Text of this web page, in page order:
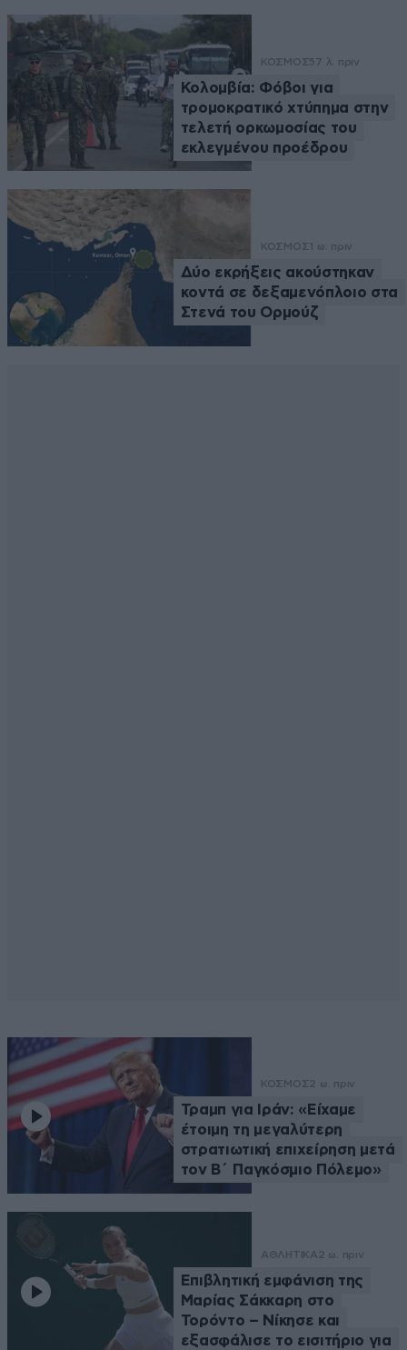
ΚΟΣΜΟΣ57 λ. πριν
Κολομβία: Φόβοι για
τρομοκρατικό χτύπημα στην
τελετή ορκωμοσίας του
εκλεγμένου προέδρου
ΚΟΣΜΟΣ 1 ω. πριν
Δύο εκρήξεις ακούστηκαν
κοντά σε δεξαμενόπλοιο στα
Στενά του Ορμούζ
ΚΟΣΜΟΣ2 ω. πριν
Τραμπ για Ιράν: «Είχαμε
έτοιμη τη μεγαλύτερη
στρατιωτική επιχείρηση μετά
τον Β΄ Παγκόσμιο Πόλεμο»
ΑΘΛΗΤΙΚΑ2 ω. πριν
Επιβλητική εμφάνιση της
Μαρίας Σάκκαρη στο
Τορόντο – Νίκησε και
εξασφάλισε το εισιτήριο για